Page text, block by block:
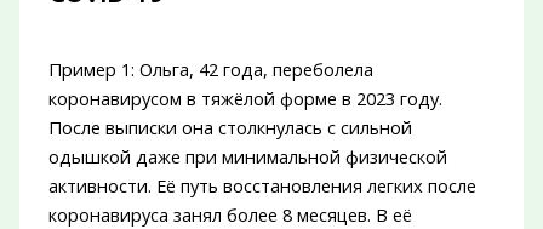
Пример 1: Ольга, 42 года, переболела
коронавирусом в тяжёлой форме в 2023 году.
После выписки она столкнулась с сильной
одышкой даже при минимальной физической
активности. Её путь восстановления легких после
коронавируса занял более 8 месяцев. В её